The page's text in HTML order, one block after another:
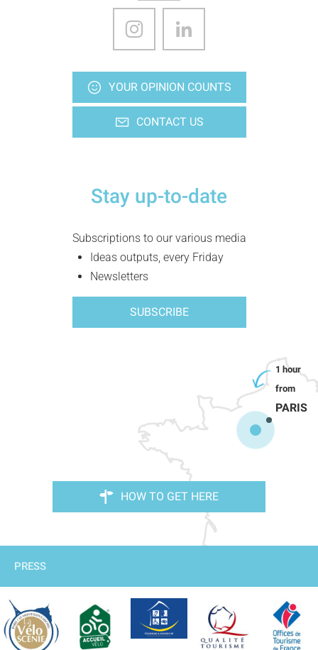
YOUR OPINION COUNTS
CONTACT US
Stay up-to-date
Subscriptions to our various media
Ideas outputs, every Friday
Newsletters
SUBSCRIBE
PARIS
HOW TO GET HERE
PRESS